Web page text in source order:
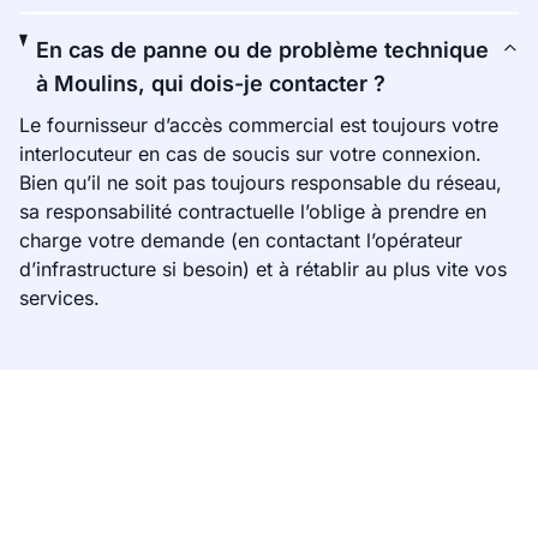
En cas de panne ou de problème technique
à Moulins, qui dois-je contacter ?
Le fournisseur d’accès commercial est toujours votre
interlocuteur en cas de soucis sur votre connexion.
Bien qu’il ne soit pas toujours responsable du réseau,
sa responsabilité contractuelle l’oblige à prendre en
charge votre demande (en contactant l’opérateur
d’infrastructure si besoin) et à rétablir au plus vite vos
services.